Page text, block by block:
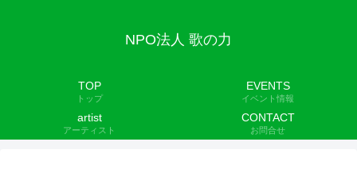
NPO法人 歌の力
TOP
トップ
EVENTS
イベント情報
artist
アーティスト
CONTACT
お問合せ